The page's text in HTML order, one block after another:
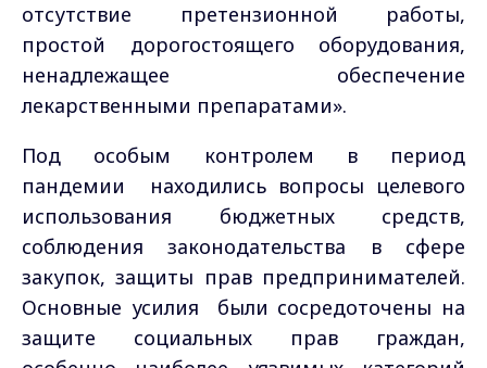
отсутствие претензионной работы,
простой дорогостоящего оборудования,
ненадлежащее обеспечение
лекарственными препаратами».
Под особым контролем в период
пандемии находились вопросы целевого
использования бюджетных средств,
соблюдения законодательства в сфере
закупок, защиты прав предпринимателей.
Основные усилия были сосредоточены на
защите социальных прав граждан,